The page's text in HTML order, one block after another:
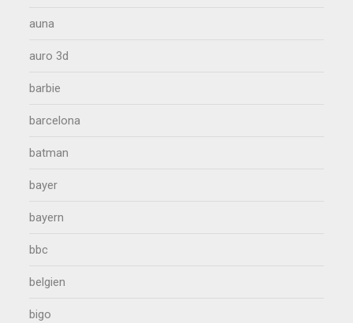
auna
auro 3d
barbie
barcelona
batman
bayer
bayern
bbc
belgien
bigo